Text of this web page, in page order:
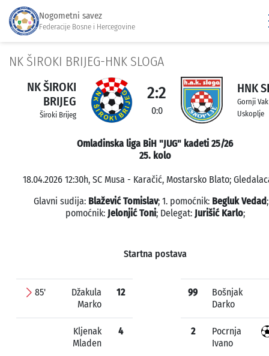
Nogometni savez
Federacije Bosne i Hercegovine
NK ŠIROKI BRIJEG-HNK SLOGA
NK ŠIROKI
BRIJEG
Široki Brijeg
2:2
0:0
HNK
Gornji
Uskoplje
Omladinska liga BiH "JUG" kadeti 25/26
25. kolo
18.04.2026 12:30h, SC Musa - Karačić, Mostarsko Blato;
Glavni sudija: Blažević Tomislav; 1. pomoćnik: Begluk Vedad
pomoćnik: Jelonjić Toni; Delegat: Jurišić Karlo;
Startna postava
85'
Džakula
Marko
12
Kljenak
Mladen
4
99
Bošnjak
Darko
2
Pocrnja
Ivano